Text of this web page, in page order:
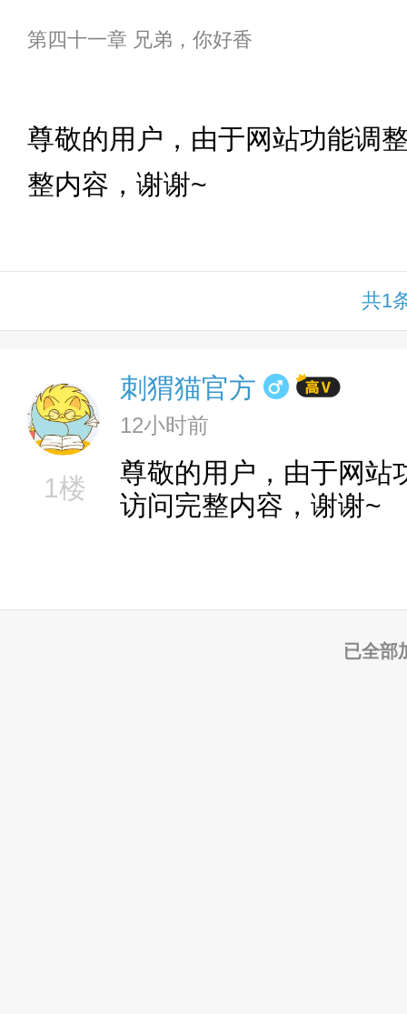
第四十一章 兄弟，你好香
尊敬的用户，由于网站功能调
整内容，谢谢~
共1
1楼
刺猬猫官方
12小时前
尊敬的用户，由于网站
访问完整内容，谢谢~
已全部